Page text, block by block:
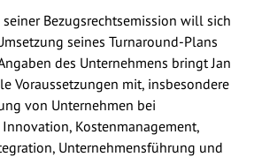
Bezugsrechtsemission will sich
seines Turnaround-Plans
des Unternehmens bringt Jan
Voraussetzungen mit, insbesondere
von Unternehmen bei
Kostenmanagement,
Unternehmensführung und